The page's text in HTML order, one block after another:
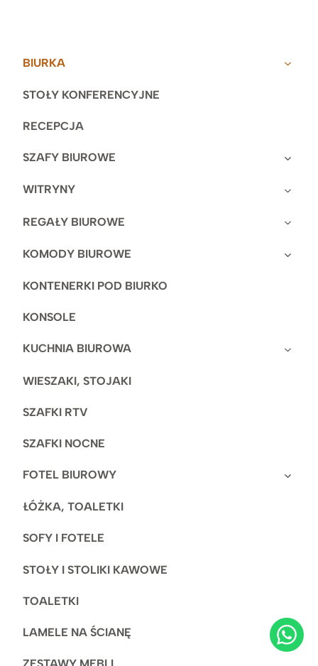
BIURKA
STOŁY KONFERENCYJNE
RECEPCJA
SZAFY BIUROWE
WITRYNY
REGAŁY BIUROWE
KOMODY BIUROWE
KONTENERKI POD BIURKO
KONSOLE
KUCHNIA BIUROWA
WIESZAKI, STOJAKI
SZAFKI RTV
SZAFKI NOCNE
FOTEL BIUROWY
ŁÓŻKA, TOALETKI
SOFY I FOTELE
STOŁY I STOLIKI KAWOWE
TOALETKI
LAMELE NA ŚCIANĘ